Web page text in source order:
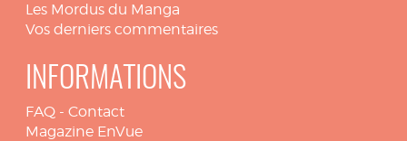
Les Mordus du Manga
Vos derniers commentaires
INFORMATIONS
FAQ - Contact
Magazine EnVue